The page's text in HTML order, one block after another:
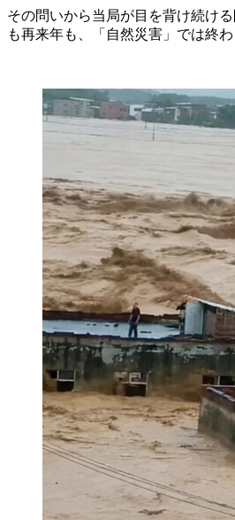
その問いから当局が目を背け続け
も再来年も、「自然災害」では終わ